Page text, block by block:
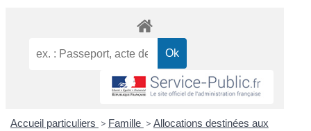
Accueil particuliers > Famille > Allocations destinées aux